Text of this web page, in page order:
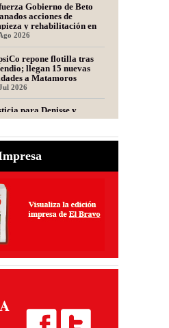
Gobierno de Beto
acciones de
y rehabilitación en
Presidentes
2026
repone flotilla tras
llegan 15 nuevas
a Matamoros
2026
para Denisse y
Convocan a Marcha
Asesinadas
2026
alista nuevo plan
recuperar exportaciones
2026